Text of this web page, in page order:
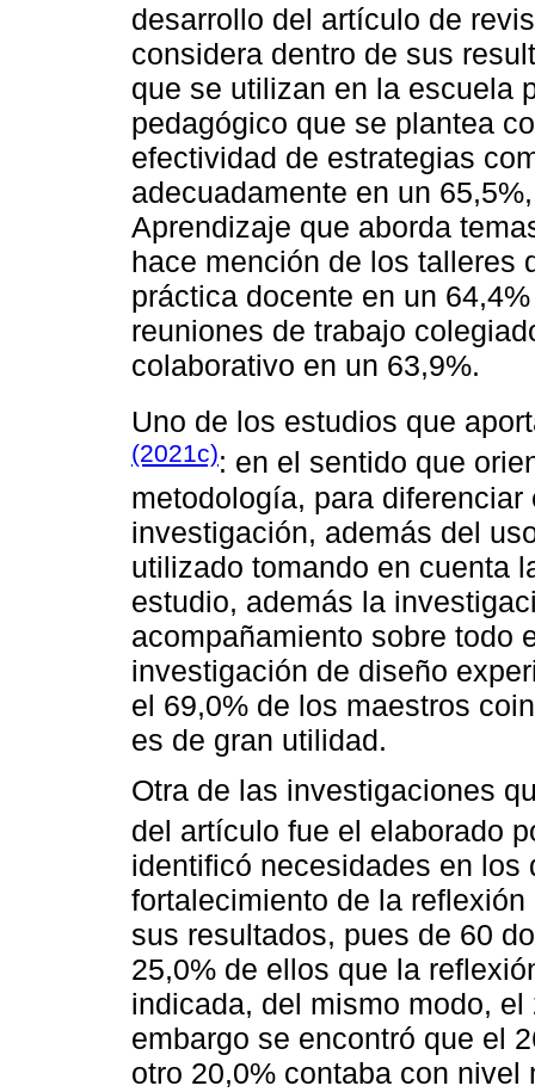
desarrollo del artículo de
considera dentro de sus
que se utilizan en la escuela
pedagógico que se plantea
efectividad de estrategias
adecuadamente en un
Aprendizaje que aborda
hace mención de los talleres
práctica docente en un
reuniones de trabajo
colaborativo en un 63,9%.
Uno de los estudios que
(2021c): en el sentido que
metodología, para
investigación, además del
utilizado tomando en cuenta
estudio, además la
acompañamiento sobre todo
investigación de diseño
el 69,0% de los maestros
es de gran utilidad.
Otra de las investigaciones
del artículo fue el elaborado
identificó necesidades en los
fortalecimiento de la
sus resultados, pues de 60
25,0% de ellos que la
indicada, del mismo modo,
embargo se encontró que el
otro 20,0% contaba con nivel